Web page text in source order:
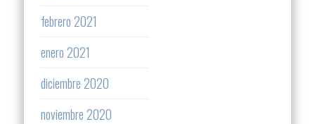
febrero 2021
enero 2021
diciembre 2020
noviembre 2020